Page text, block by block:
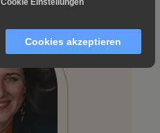
Cookie Einstellungen
Cookies akzeptieren